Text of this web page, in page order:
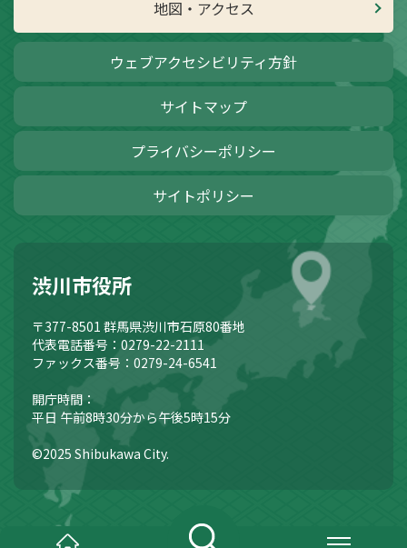
地図・アクセス
ウェブアクセシビリティ方針
サイトマップ
プライバシーポリシー
サイトポリシー
渋川市役所
〒377-8501 群馬県渋川市石原80番地
代表電話番号：0279-22-2111
ファックス番号：0279-24-6541
開庁時間：
平日 午前8時30分から午後5時15分
©2025 Shibukawa City.